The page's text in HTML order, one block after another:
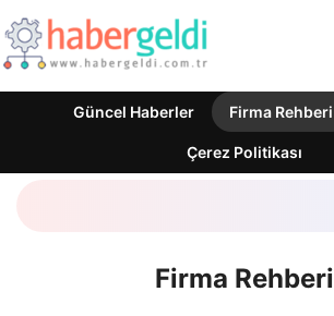
Güncel Haberler Firma Rehberi
Çerez Politikası
Firma Rehberi